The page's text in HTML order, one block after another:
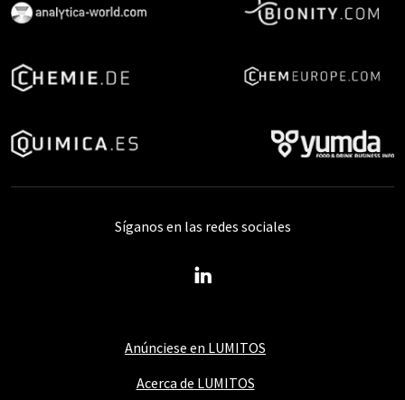
Anúnciese en LUMITOS
Acerca de LUMITOS
Síganos en las redes sociales